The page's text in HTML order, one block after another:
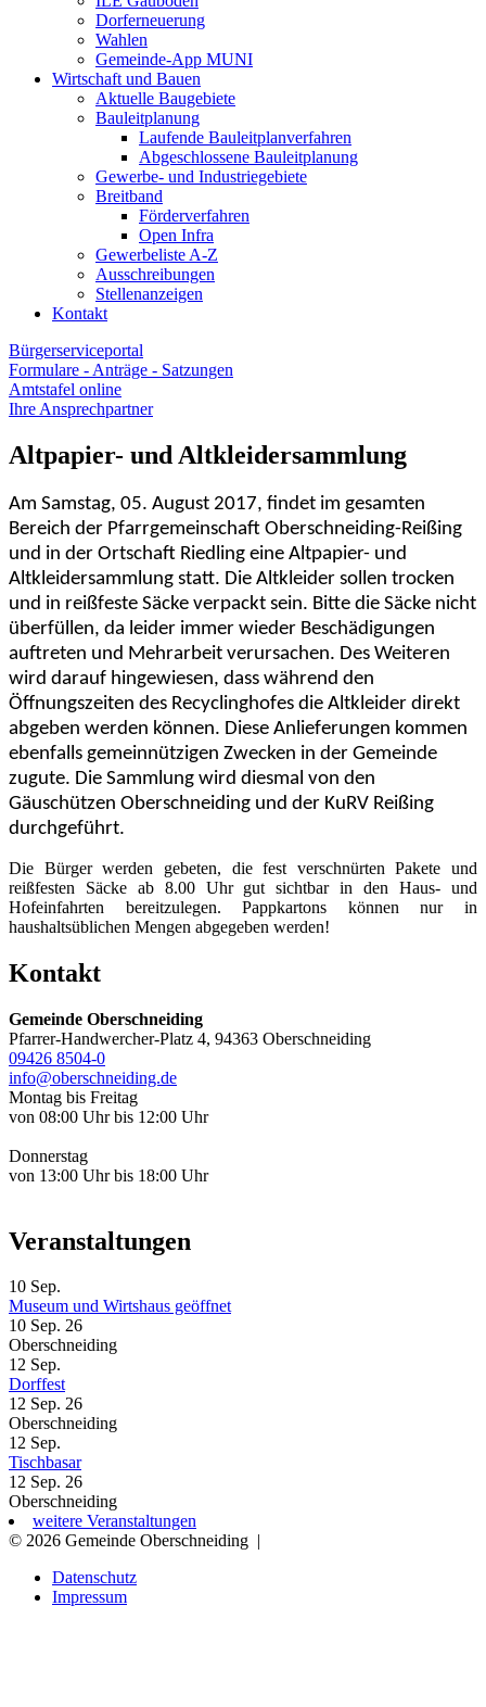
Dorferneuerung
Wahlen
Gemeinde-App MUNI
Wirtschaft und Bauen
Aktuelle Baugebiete
Bauleitplanung
Laufende Bauleitplanverfahren
Abgeschlossene Bauleitplanung
Gewerbe- und Industriegebiete
Breitband
Förderverfahren
Open Infra
Gewerbeliste A-Z
Ausschreibungen
Stellenanzeigen
Kontakt
Bürgerserviceportal
Formulare - Anträge - Satzungen
Amtstafel online
Ihre Ansprechpartner
Altpapier- und Altkleidersammlung
Am Samstag, 05. August 2017, findet im gesamten
Bereich der Pfarrgemeinschaft Oberschneiding-Reißing
und in der Ortschaft Riedling eine Altpapier- und
Altkleidersammlung statt. Die Altkleider sollen trocken
und in reißfeste Säcke verpackt sein. Bitte die Säcke nicht
überfüllen, da leider immer wieder Beschädigungen
auftreten und Mehrarbeit verursachen. Des Weiteren
wird darauf hingewiesen, dass während den
Öffnungszeiten des Recyclinghofes die Altkleider direkt
abgeben werden können. Diese Anlieferungen kommen
ebenfalls gemeinnützigen Zwecken in der Gemeinde
zugute. Die Sammlung wird diesmal von den
Gäuschützen Oberschneiding und der KuRV Reißing
durchgeführt.
Die Bürger werden gebeten, die fest verschnürten Pakete und
reißfesten Säcke ab 8.00 Uhr gut sichtbar in den Haus- und
Hofeinfahrten bereitzulegen. Pappkartons können nur in
haushaltsüblichen Mengen abgegeben werden!
Kontakt
Gemeinde Oberschneiding
Pfarrer-Handwercher-Platz 4, 94363 Oberschneiding
09426 8504-0
info@oberschneiding.de
Montag bis Freitag
von 08:00 Uhr bis 12:00 Uhr
Donnerstag
von 13:00 Uhr bis 18:00 Uhr
Veranstaltungen
10 Sep.
Museum und Wirtshaus geöffnet
10 Sep. 26
Oberschneiding
12 Sep.
Dorffest
12 Sep. 26
Oberschneiding
12 Sep.
Tischbasar
12 Sep. 26
Oberschneiding
weitere Veranstaltungen
© 2026 Gemeinde Oberschneiding |
Datenschutz
Impressum